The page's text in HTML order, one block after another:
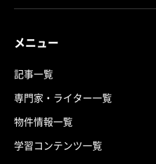
メニュー
記事一覧
専門家・ライター一覧
物件情報一覧
学習コンテンツ一覧